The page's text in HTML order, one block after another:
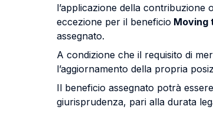
l’applicazione della contribuzione
eccezione per il beneficio Moving
assegnato.
A condizione che il requisito di
l’aggiornamento della propria
Il beneficio assegnato potrà
giurisprudenza, pari alla durata